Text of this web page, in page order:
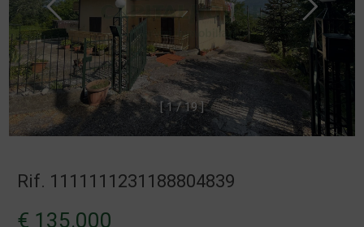
[ 1 / 19 ]
Rif. 1111111231188804839
€ 135.000